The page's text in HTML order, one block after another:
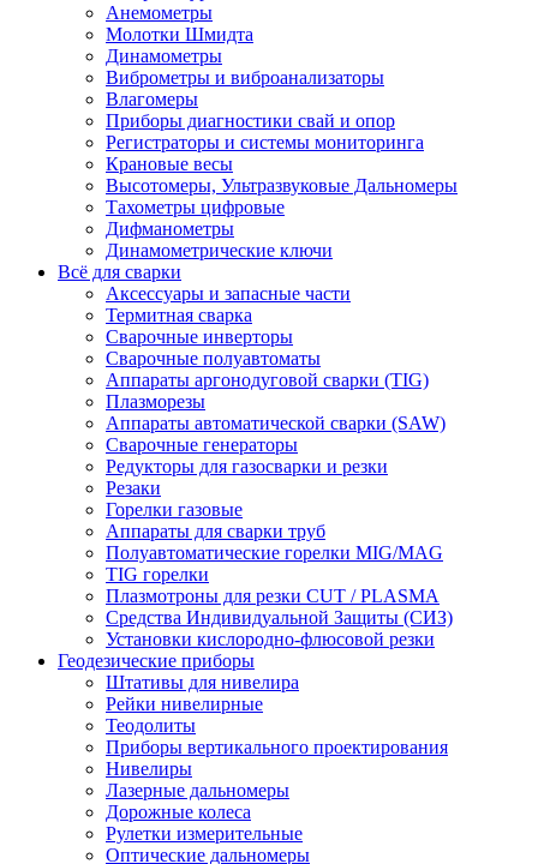
Анемометры
Молотки Шмидта
Динамометры
Виброметры и виброанализаторы
Влагомеры
Приборы диагностики свай и опор
Регистраторы и системы мониторинга
Крановые весы
Высотомеры, Ультразвуковые Дальномеры
Тахометры цифровые
Дифманометры
Динамометрические ключи
Всё для сварки
Аксессуары и запасные части
Термитная сварка
Сварочные инверторы
Сварочные полуавтоматы
Аппараты аргонодуговой сварки (TIG)
Плазморезы
Аппараты автоматической сварки (SAW)
Сварочные генераторы
Редукторы для газосварки и резки
Резаки
Горелки газовые
Аппараты для сварки труб
Полуавтоматические горелки MIG/MAG
TIG горелки
Плазмотроны для резки CUT / PLASMA
Средства Индивидуальной Защиты (СИЗ)
Установки кислородно-флюсовой резки
Геодезические приборы
Штативы для нивелира
Рейки нивелирные
Теодолиты
Приборы вертикального проектирования
Нивелиры
Лазерные дальномеры
Дорожные колеса
Рулетки измерительные
Оптические дальномеры